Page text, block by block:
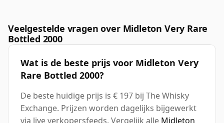
Veelgestelde vragen over Midleton Very Rare
Bottled 2000
Wat is de beste prijs voor Midleton Very
Rare Bottled 2000?
De beste huidige prijs is € 197 bij The Whisky
Exchange. Prijzen worden dagelijks bijgewerkt
via live verkopersfeeds. Vergelijk alle Midleton